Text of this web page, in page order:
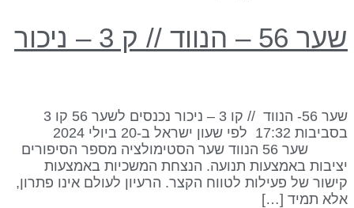
– הנווד // ק 3 – ניכור
שער 56- הנווד // קו 3 – ניכור נכנסים לשער 56 קו 3
בסביבות 17:32 לפי שעון ישראל ב-20 ביולי 2024
שער 56 הנווד שער הסטימולציה מספר הסיפורים
באמצעות תנועה. הנצחת המשכיות באמצעות
של פעילות לטווח הקצר. הרעיון לעולם אינו פתרון,
תמיד […]